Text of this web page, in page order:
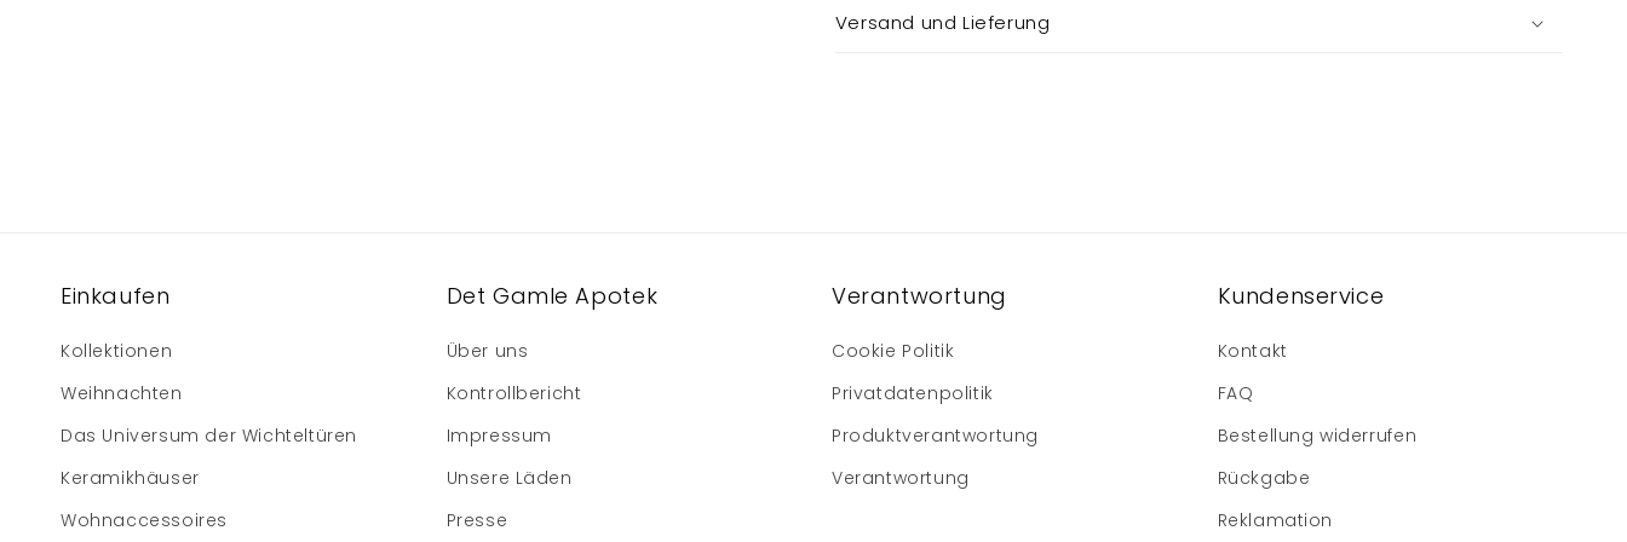
Versand und Lieferung
Einkaufen
Kollektionen
Weihnachten
Das Universum der Wichteltüren
Keramikhäuser
Wohnaccessoires
Det Gamle Apotek
Über uns
Kontrollbericht
Impressum
Unsere Läden
Presse
Verantwortung
Cookie Politik
Privatdatenpolitik
Produktverantwortung
Verantwortung
Kundenservice
Kontakt
FAQ
Bestellung widerrufen
Rückgabe
Reklamation